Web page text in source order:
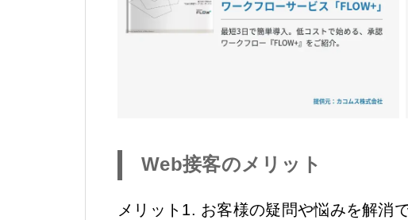
Web接客のメリット
メリット1. お客様の疑問や悩みを解消